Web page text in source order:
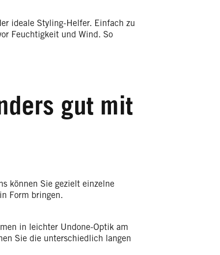
ideale Styling-Helfer. Einfach zu
Feuchtigkeit und Wind. So
gut mit
können Sie gezielt einzelne
Form bringen.
in leichter Undone-Optik am
Sie die unterschiedlich langen